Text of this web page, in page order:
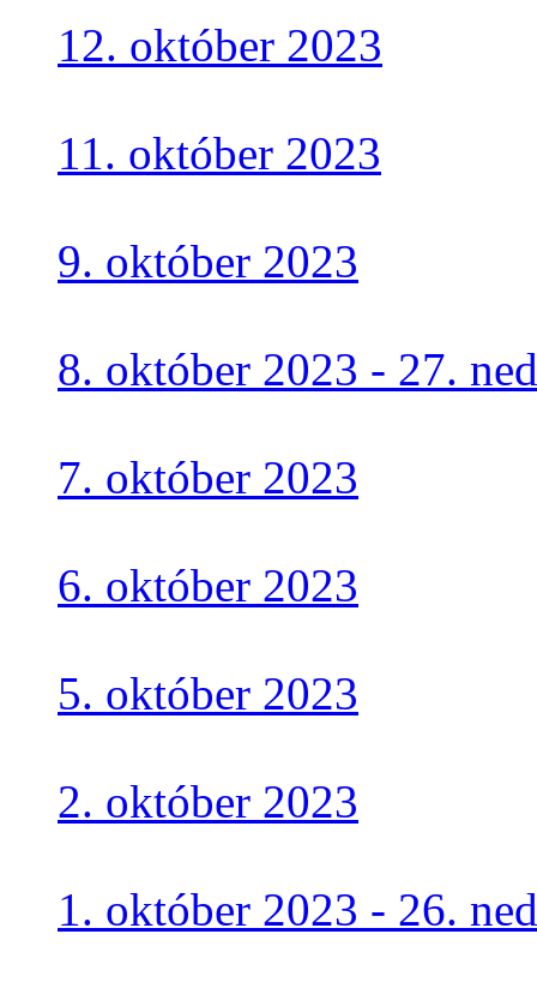
12. október 2023
11. október 2023
9. október 2023
8. október 2023 - 27.
7. október 2023
6. október 2023
5. október 2023
2. október 2023
1. október 2023 - 26.